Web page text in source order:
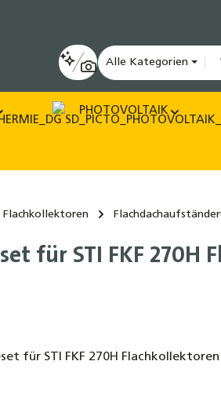
Alle Kategorien
PHOTOVOLTAIK
Flachkollektoren
für STI FKF